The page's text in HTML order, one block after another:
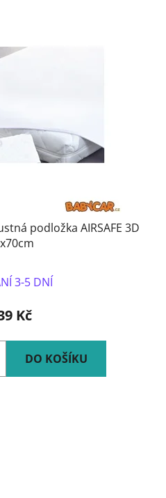
podložka AIRSAFE 3D
3-5 DNÍ
Kč
DO KOŠÍKU